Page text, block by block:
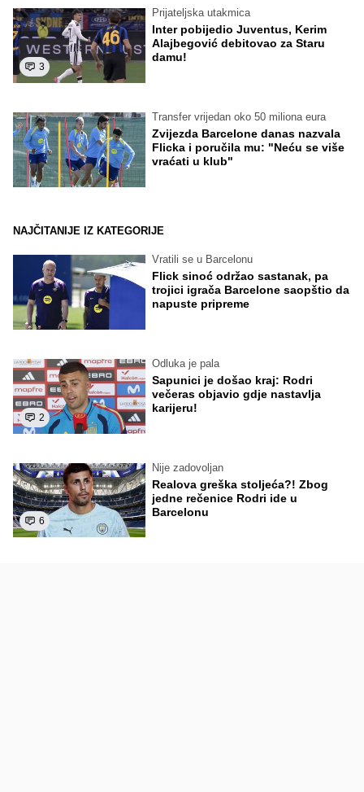
3
Prijateljska utakmica
Inter pobijedio Juventus, Kerim
Alajbegović debitovao za Staru
damu!
Transfer vrijedan oko 50 miliona eura
Zvijezda Barcelone danas nazvala
Flicka i poručila mu: "Neću se više
vraćati u klub"
NAJČITANIJE IZ KATEGORIJE
Vratili se u Barcelonu
Flick sinoć održao sastanak, pa
trojici igrača Barcelone saopštio da
napuste pripreme
2
Odluka je pala
Sapunici je došao kraj: Rodri
večeras objavio gdje nastavlja
karijeru!
6
Nije zadovoljan
Realova greška stoljeća?! Zbog
jedne rečenice Rodri ide u
Barcelonu